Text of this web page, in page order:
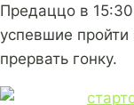
Предаццо в
успевшие
прервать гонку.